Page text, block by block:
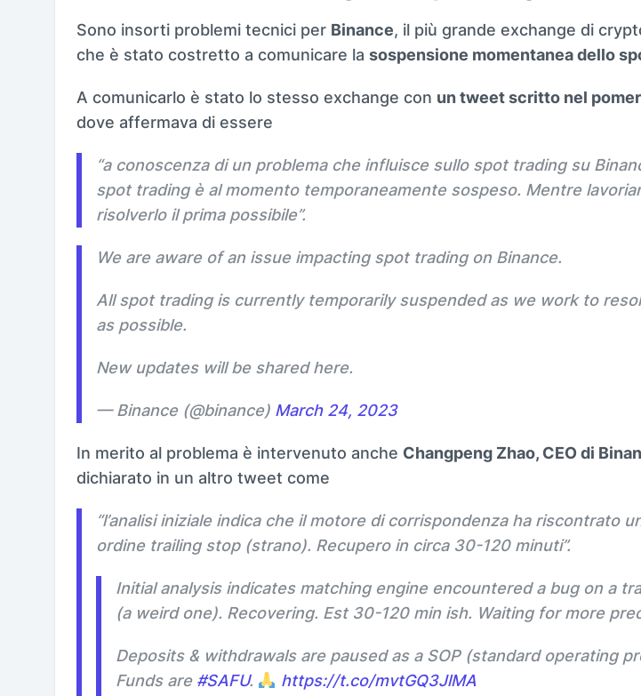
Sono insorti problemi tecnici per Binance, il più grande exchange di
che è stato costretto a comunicare la sospensione momentanea dello
A comunicarlo è stato lo stesso exchange con un tweet scritto nel
dove affermava di essere
“a conoscenza di un problema che influisce sullo spot trading su
spot trading è al momento temporaneamente sospeso. Mentre
risolverlo il prima possibile”.
We are aware of an issue impacting spot trading on Binance.
All spot trading is currently temporarily suspended as we work to
as possible.
New updates will be shared here.
— Binance (@binance) March 24, 2023
In merito al problema è intervenuto anche Changpeng Zhao, CEO di
dichiarato in un altro tweet come
“l’analisi iniziale indica che il motore di corrispondenza ha riscontrato
ordine trailing stop (strano). Recupero in circa 30-120 minuti”.
Initial analysis indicates matching engine encountered a bug on a
(a weird one). Recovering. Est 30-120 min ish. Waiting for more
Deposits & withdrawals are paused as a SOP (standard operating
Funds are #SAFU. https://t.co/mvtGQ3JlMA